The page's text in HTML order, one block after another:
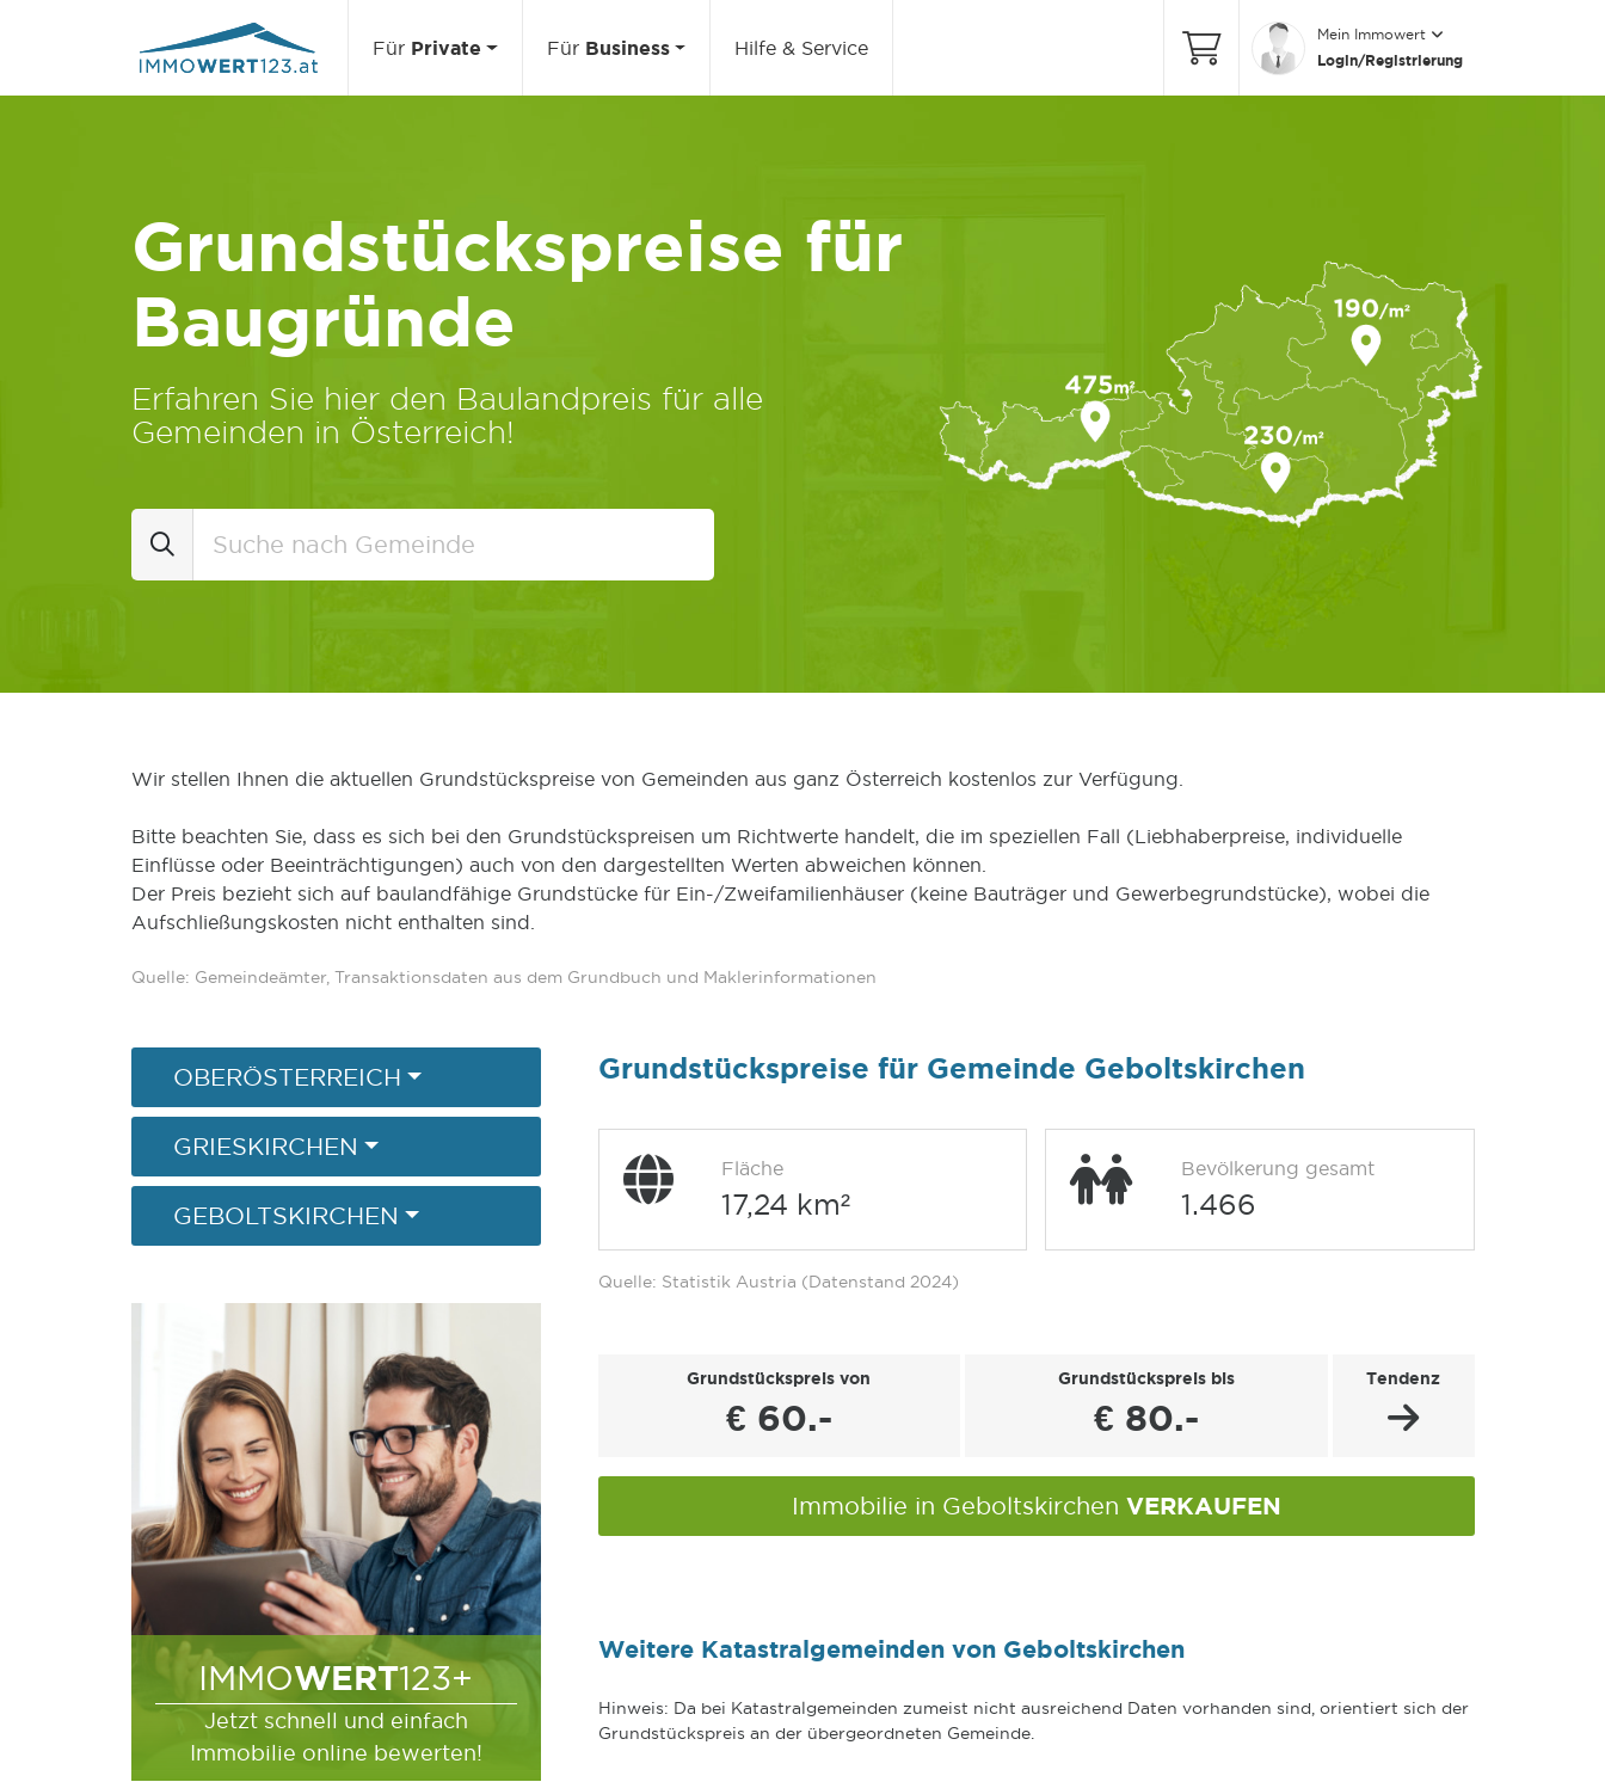
Für Private Für Business Hilfe & Service
Mein Immowert
Login/Registrierung
Grundstückspreise für
Baugründe
Erfahren Sie hier den Baulandpreis für alle
Gemeinden in Österreich!
Wir stellen Ihnen die aktuellen Grundstückspreise von Gemeinden aus ganz Österreich kostenlos zur Verfügung.
Bitte beachten Sie, dass es sich bei den Grundstückspreisen um Richtwerte handelt, die im speziellen Fall (Liebhaberpreise, individuelle
Einflüsse oder Beeinträchtigungen) auch von den dargestellten Werten abweichen können.
Der Preis bezieht sich auf baulandfähige Grundstücke für Ein-/Zweifamilienhäuser (keine Bauträger und Gewerbegrundstücke), wobei die
Aufschließungskosten nicht enthalten sind.
Quelle: Gemeindeämter, Transaktionsdaten aus dem Grundbuch und Maklerinformationen
OBERÖSTERREICH
GRIESKIRCHEN
GEBOLTSKIRCHEN
IMMOWERT123+
Jetzt schnell und einfach
Immobilie online bewerten!
Grundstückspreise für Gemeinde Geboltskirchen
Fläche
17,24 km²
Bevölkerung gesamt
1.466
Quelle: Statistik Austria (Datenstand 2024)
Grundstückspreis von
€ 60.-
Grundstückspreis bis
€ 80.-
Tendenz
Immobilie in Geboltskirchen VERKAUFEN
Weitere Katastralgemeinden von Geboltskirchen
Hinweis: Da bei Katastralgemeinden zumeist nicht ausreichend Daten vorhanden sind, orientiert sich der
Grundstückspreis an der übergeordneten Gemeinde.